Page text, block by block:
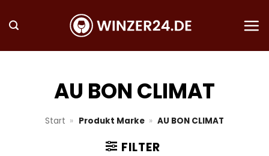
Inhalt
AU BON CLIMAT
Start » Produkt Marke » AU BON CLIMAT
FILTER